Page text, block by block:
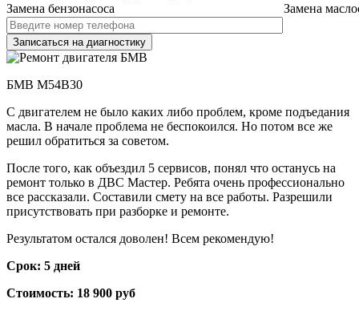
Замена бензонасоса
Замена
БМВ М54B30
С двигателем не было каких либо проблем, кроме подъедания
масла. В начале проблема не беспокоился. Но потом все же
решил обратиться за советом.
После того, как объездил 5 сервисов, понял что останусь на
ремонт только в ДВС Мастер. Ребята очень профессионально
все рассказали. Составили смету на все работы. Разрешили
присутствовать при разборке и ремонте.
Результатом остался доволен! Всем рекомендую!
Срок: 5 дней
Стоимость: 18 900 руб